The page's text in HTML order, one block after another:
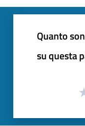
Quanto
su questa